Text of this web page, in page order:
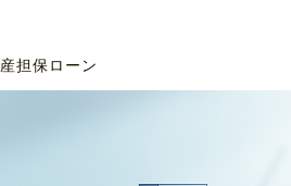
担保ローン